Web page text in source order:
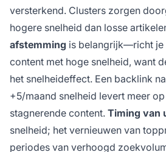
versterkend. Clusters zorgen
hogere snelheid dan losse
afstemming is belangrijk—richt
content met hoge snelheid, want
het snelheideffect. Een backlink
+5/maand snelheid levert meer
stagnerende content. Timing van
snelheid; het vernieuwen van
periodes van verhoogd